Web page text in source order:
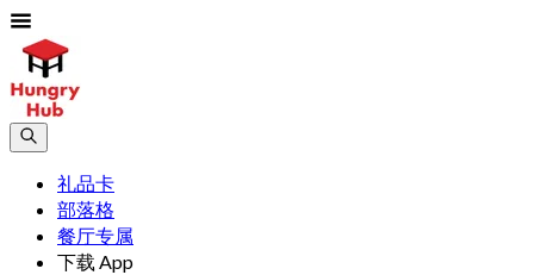
礼品卡
部落格
餐厅专属
下载 App